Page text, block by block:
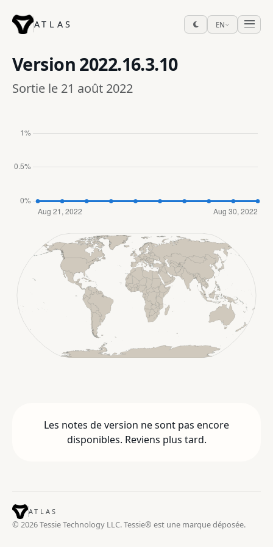
ATLAS EN
Version 2022.16.3.10
Sortie le 21 août 2022
Les notes de version ne sont pas encore
disponibles. Reviens plus tard.
ATLAS
© 2026 Tessie Technology LLC. Tessie® est une marque déposée.